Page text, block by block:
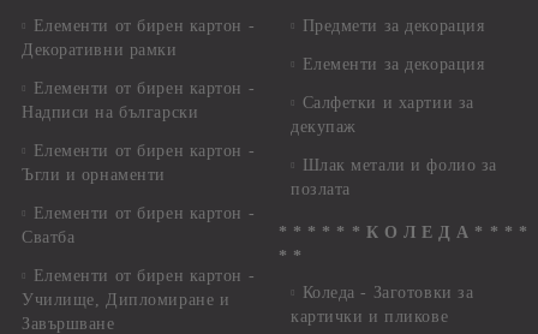
Елементи от бирен картон -
Декоративни рамки
Елементи от бирен картон -
Надписи на български
Елементи от бирен картон -
Ъгли и орнаменти
Елементи от бирен картон -
Сватба
Елементи от бирен картон -
Училище, Дипломиране и
Завършване
Предмети за декорация
Елементи за декорация
Салфетки и хартии за
декупаж
Шлак метали и фолио за
позлата
* * * * * * К О Л Е Д А * * * *
* *
Коледа - Заготовки за
картички и пликове